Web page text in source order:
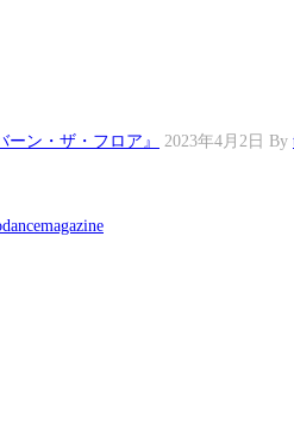
ン・ザ・フロア』 2023年4月2日 By